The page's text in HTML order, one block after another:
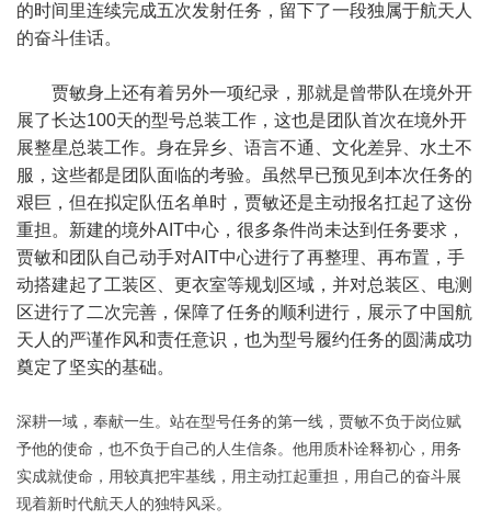
的时间里连续完成五次发射任务，留下了一段独属于航天人
的奋斗佳话。
贾敏身上还有着另外一项纪录，那就是曾带队在境外开
展了长达100天的型号总装工作，这也是团队首次在境外开
展整星总装工作。身在异乡、语言不通、文化差异、水土不
服，这些都是团队面临的考验。虽然早已预见到本次任务的
艰巨，但在拟定队伍名单时，贾敏还是主动报名扛起了这份
重担。新建的境外AIT中心，很多条件尚未达到任务要求，
贾敏和团队自己动手对AIT中心进行了再整理、再布置，手
动搭建起了工装区、更衣室等规划区域，并对总装区、电测
区进行了二次完善，保障了任务的顺利进行，展示了中国航
天人的严谨作风和责任意识，也为型号履约任务的圆满成功
奠定了坚实的基础。
深耕一域，奉献一生。站在型号任务的第一线，贾敏不负于岗位赋
予他的使命，也不负于自己的人生信条。他用质朴诠释初心，用务
实成就使命，用较真把牢基线，用主动扛起重担，用自己的奋斗展
现着新时代航天人的独特风采。